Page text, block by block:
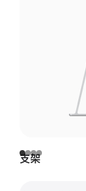
支架